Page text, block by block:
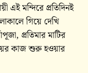
এই মন্দিরে প্রতিদিনই
গিয়ে দেখি
প্রতিমার মাটির
কাজ শুরু হওয়ার